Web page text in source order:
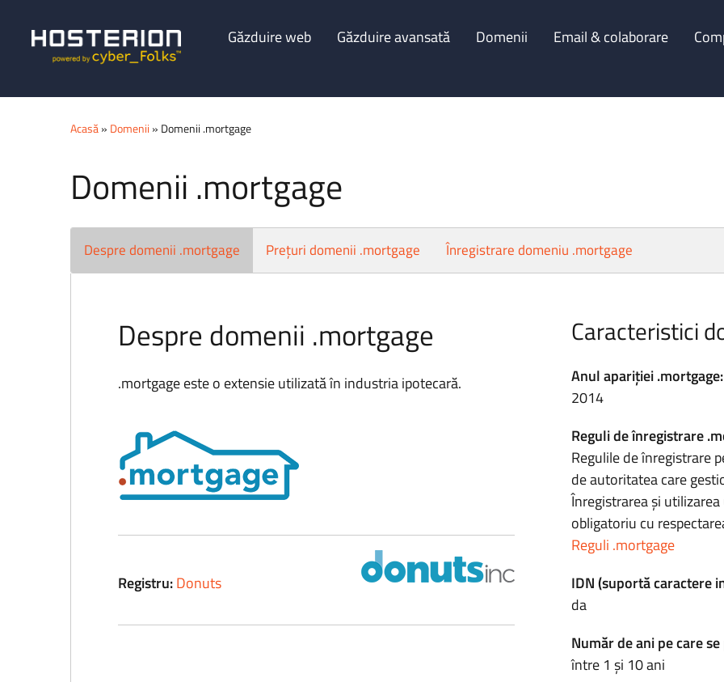
Găzduire web Găzduire avansată Domenii Email & colaborare
Acasă» Domenii » Domenii .mortgage
Domenii .mortgage
Despre domenii .mortgage Prețuri domenii .mortgage Înregistrare domeniu .mortgage
Despre domenii .mortgage
.mortgage este o extensie utilizată în industria ipotecară.
Registru:Donuts
Caracteristici
Anul apariției .mortgage:
2014
Reguli de înregistrare
Regulile de înregistrare
de autoritatea care
Înregistrarea și
obligatoriu cu
Reguli .mortgage
IDN (suportă caractere
da
Număr de ani pe care
între 1 și 10 ani